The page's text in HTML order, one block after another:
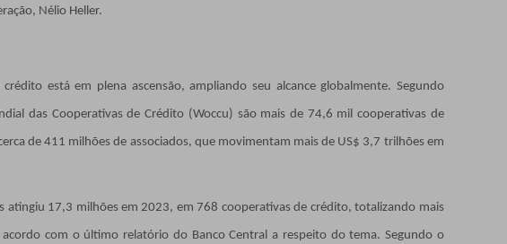
Nélio Heller.
está em plena ascensão, ampliando seu alcance globalmente. Segundo
das Cooperativas de Crédito (Woccu) são mais de 74,6 mil cooperativas de
de 411 milhões de associados, que movimentam mais de US$ 3,7 trilhões em
atingiu 17,3 milhões em 2023, em 768 cooperativas de crédito, totalizando mais
com o último relatório do Banco Central a respeito do tema. Segundo o